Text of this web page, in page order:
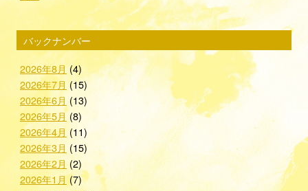
バックナンバー
2026年8月(4)
2026年7月 (15)
2026年6月 (13)
2026年5月(8)
2026年4月(11)
2026年3月 (15)
2026年2月 (2)
2026年1月(7)